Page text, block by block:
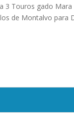
3 Touros gado
de Montalvo para